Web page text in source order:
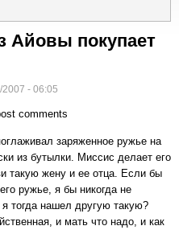
Айовы покупает
- 06:05
comments
заряженное ружье на
из бутылки. Миссис делает его
такую жену и ее отца. Если бы
ружье, я бы никогда не
тогда нашел другую такую?
и мать что надо, и как